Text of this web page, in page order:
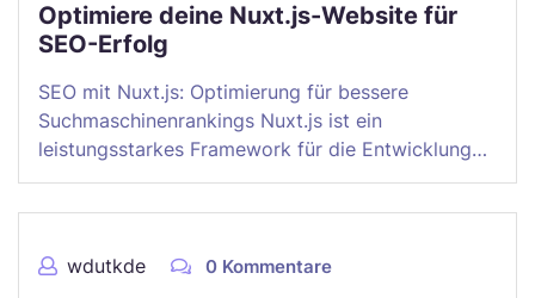
Optimiere deine Nuxt.js-Website für
SEO-Erfolg
SEO mit Nuxt.js: Optimierung für bessere
Suchmaschinenrankings Nuxt.js ist ein
leistungsstarkes Framework für die Entwicklung…
wdutkde 0 Kommentare